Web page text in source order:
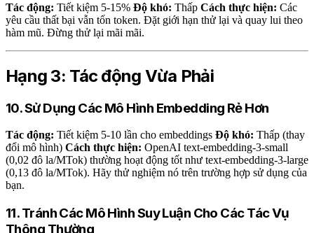
Tác động: Tiết kiệm 5-15% Độ khó: Thấp Cách thực hiện: Các
yêu cầu thất bại vẫn tốn token. Đặt giới hạn thử lại và quay lui theo
hàm mũ. Đừng thử lại mãi mãi.
Hạng 3: Tác động Vừa Phải
10. Sử Dụng Các Mô Hình Embedding Rẻ Hơn
Tác động: Tiết kiệm 5-10 lần cho embeddings Độ khó: Thấp (thay
đổi mô hình) Cách thực hiện: OpenAI text-embedding-3-small
(0,02 đô la/MTok) thường hoạt động tốt như text-embedding-3-large
(0,13 đô la/MTok). Hãy thử nghiệm nó trên trường hợp sử dụng của
bạn.
11. Tránh Các Mô Hình Suy Luận Cho Các Tác Vụ
Thông Thường